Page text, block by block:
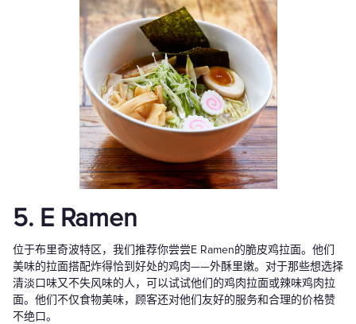
5. E Ramen
位于布里奇波特区，我们推荐你尝尝E Ramen的脆皮鸡拉面。他们
美味的拉面搭配炸得恰到好处的鸡肉——外酥里嫩。对于那些想选择
清淡口味又不失风味的人，可以试试他们的鸡肉拉面或辣味鸡肉拉
面。他们不仅食物美味，顾客还对他们友好的服务和合理的价格赞
不绝口。